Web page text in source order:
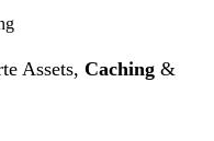
Assets, Caching &